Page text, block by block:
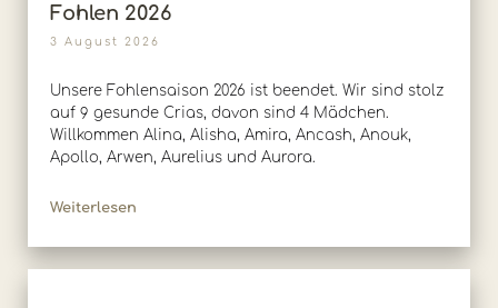
Fohlen 2026
3 August 2026
Unsere Fohlensaison 2026 ist beendet. Wir sind stolz
auf 9 gesunde Crias, davon sind 4 Mädchen.
Willkommen Alina, Alisha, Amira, Ancash, Anouk,
Apollo, Arwen, Aurelius und Aurora.
Weiterlesen